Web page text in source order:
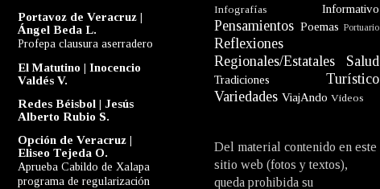
Portavoz de Veracruz |
Ángel Beda L.
Profepa clausura aserradero
El Matutino | Inocencio
Valdés V.
Redes Béisbol | Jesús
Alberto Rubio S.
Opción de Veracruz |
Eliseo Tejeda O.
Aprueba Cabildo de Xalapa
programa de regularización
Infografías Informativo
Pensamientos Poemas Portuario
Reflexiones
Regionales/Estatales
Salud
Tradiciones
Turístico
Variedades ViajAndo Videos
Del material contenido en este
sitio web (fotos y textos),
queda prohibida su